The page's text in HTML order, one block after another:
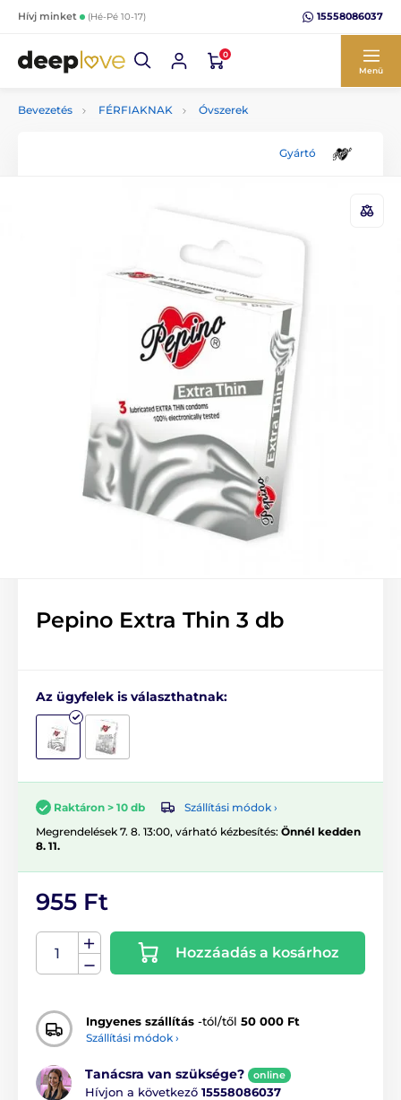
Hívj minket (Hé-Pé 10-17) 15558086037
0
Menü
Bevezetés FÉRFIAKNAK Óvszerek
Gyártó
Pepino Extra Thin 3 db
Az ügyfelek is választhatnak:
Raktáron > 10 db
Szállítási módok ›
Megrendelések 7. 8. 13:00, várható kézbesítés: Önnél kedden
8. 11.
955 Ft
Hozzáadás a kosárhoz
Ingyenes szállítás -tól/től 50 000 Ft
Szállítási módok ›
Tanácsra van szüksége? online
Hívjon a következő 15558086037